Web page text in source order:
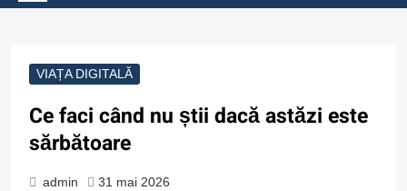
VIAȚA DIGITALĂ
Ce faci când nu știi dacă astăzi este
sărbătoare
admin 31 mai 2026